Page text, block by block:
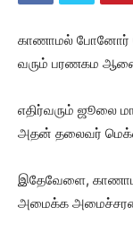
காணாமல் போனோர்
வரும் பரணகம
எதிர்வரும் ஜூலை
அதன் தலைவர்
இதேவேளை,
அமைக்க